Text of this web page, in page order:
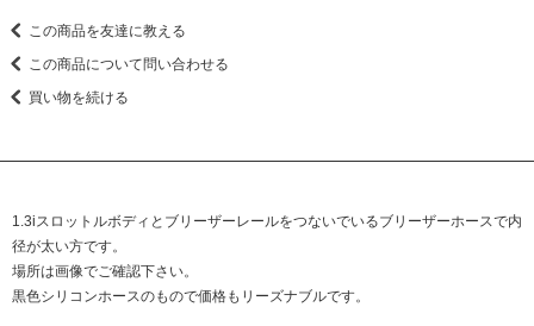
この商品を友達に教える
この商品について問い合わせる
買い物を続ける
1.3iスロットルボディとブリーザーレールをつないでいるブリーザーホースで内
径が太い方です。
場所は画像でご確認下さい。
黒色シリコンホースのもので価格もリーズナブルです。